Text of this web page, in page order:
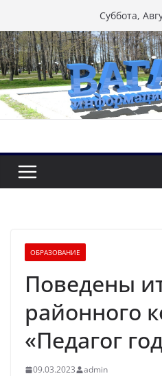
к
содержимому
Суббота,
ОБРАЗОВАНИЕ
Поведены
районного
«Педагог
09.03.2023 admin